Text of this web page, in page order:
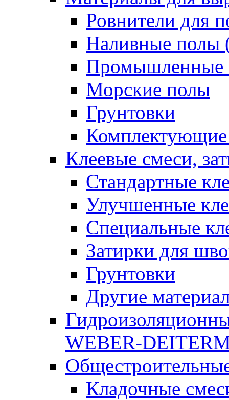
Ровнители для
Наливные полы
Промышленные
Морские полы
Грунтовки
Клеевые смеси,
Стандартные
Улучшенные
Специальные
Затирки для
Грунтовки
Другие
WEBER-
Кладочные